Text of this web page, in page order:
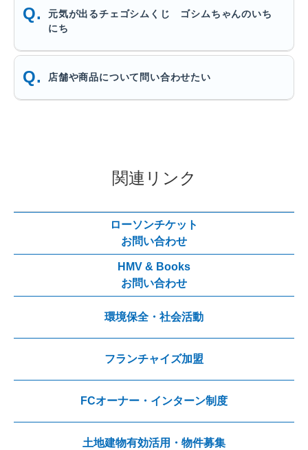
元気が出るチェゴシムくじ ゴシムちゃんのいち
にち
店舗や商品について問い合わせたい
関連リンク
ローソンチケット
お問い合わせ
HMV & Books
お問い合わせ
環境保全・社会活動
フランチャイズ加盟
FCオーナー・インターン制度
土地建物有効活用・物件募集